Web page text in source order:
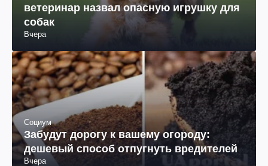
ветеринар назвал опасную игрушку для
собак
Вчера
Социум
Забудут дорогу к вашему огороду:
дешевый способ отпугнуть вредителей
Вчера